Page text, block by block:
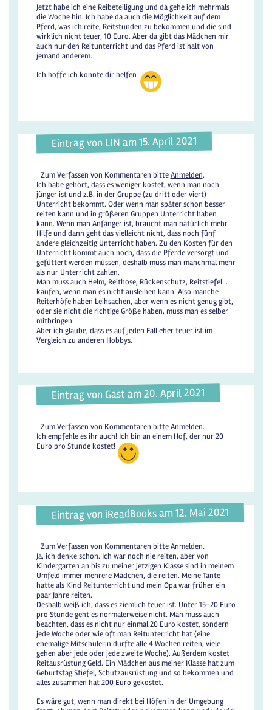
Jetzt habe ich eine Reibeteiligung und da gehe ich mehrmals
die Woche hin. Ich habe da auch die Möglichkeit auf dem
Pferd, was ich reite, Reitstunden zu bekommen und die sind
wirklich nicht teuer, 10 Euro. Aber da gibt das Mädchen mir
auch nur den Reitunterricht und das Pferd ist halt von
jemand anderem.
Ich hoffe ich konnte dir helfen
Eintrag von LIN am 15. April 2021
Zum Verfassen von Kommentaren bitteAnmelden.
Ich habe gehört, dass es weniger kostet, wenn man noch
jünger ist und z.B. in der Gruppe (zu dritt oder viert)
Unterricht bekommt. Oder wenn man später schon besser
reiten kann und in größeren Gruppen Unterricht haben
kann. Wenn man Anfänger ist, braucht man natürlich mehr
Hilfe und dann geht das vielleicht nicht, dass noch fünf
andere gleichzeitig Unterricht haben. Zu den Kosten für den
Unterricht kommt auch noch, dass die Pferde versorgt und
gefüttert werden müssen, deshalb muss man manchmal mehr
als nur Unterricht zahlen.
Man muss auch Helm, Reithose, Rückenschutz, Reitstiefel...
kaufen, wenn man es nicht ausleihen kann. Also manche
Reiterhöfe haben Leihsachen, aber wenn es nicht genug gibt,
oder sie nicht die richtige Größe haben, muss man es selber
mitbringen.
Aber ich glaube, dass es auf jeden Fall eher teuer ist im
Vergleich zu anderen Hobbys.
Eintrag von Gast am 20. April 2021
Zum Verfassen von Kommentaren bitteAnmelden.
Ich empfehle es ihr auch! Ich bin an einem Hof, der nur 20
Euro pro Stunde kostet!
Eintrag von iReadBooks am 12. Mai 2021
Zum Verfassen von Kommentaren bitteAnmelden.
Ja, ich denke schon. Ich war noch nie reiten, aber von
Kindergarten an bis zu meiner jetzigen Klasse sind in meinem
Umfeld immer mehrere Mädchen, die reiten. Meine Tante
hatte als Kind Reitunterricht und mein Opa war früher ein
paar Jahre reiten.
Deshalb weiß ich, dass es ziemlich teuer ist. Unter 15-20 Euro
pro Stunde geht es normalerweise nicht. Man muss auch
beachten, dass es nicht nur einmal 20 Euro kostet, sondern
jede Woche oder wie oft man Reitunterricht hat (eine
ehemalige Mitschülerin durfte alle 4 Wochen reiten, viele
gehen aber jede oder jede zweite Woche). Außerdem kostet
Reitausrüstung Geld. Ein Mädchen aus meiner Klasse hat zum
Geburtstag Stiefel, Schutzausrüstung und so bekommen und
alles zusammen hat 200 Euro gekostet.
Es wäre gut, wenn man direkt bei Höfen in der Umgebung